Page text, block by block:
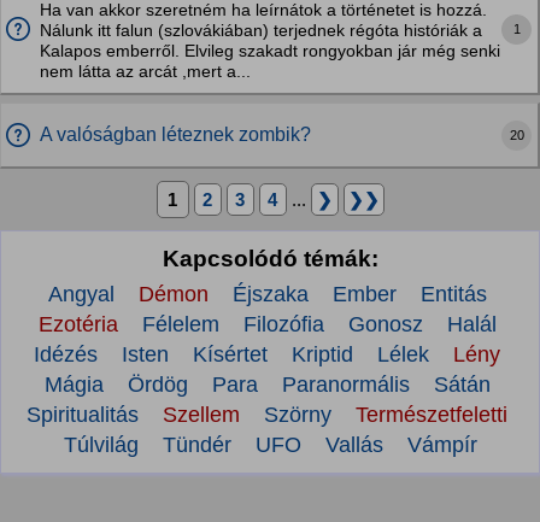
Ha van akkor szeretném ha leírnátok a történetet is hozzá.
Nálunk itt falun (szlovákiában) terjednek régóta históriák a
Kalapos emberről. Elvileg szakadt rongyokban jár még senki
nem látta az arcát ,mert a...
1
A valóságban léteznek zombik? 20
1 2 3 4 ... ❯ ❯❯
Kapcsolódó témák:
Angyal Démon Éjszaka Ember
Entitás
Ezotéria
Félelem Filozófia Gonosz
Halál
Idézés
Isten Kísértet Kriptid Lélek
Lény
Mágia
Ördög Para Paranormális
Sátán
Spiritualitás
Szellem Szörny
Természetfeletti
Túlvilág
Tündér UFO Vallás Vámpír